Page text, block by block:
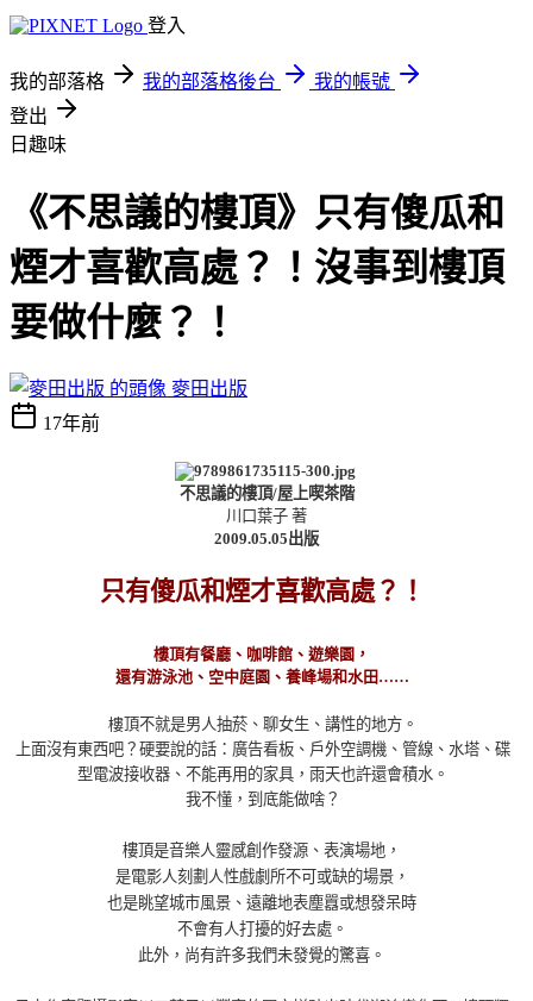
登入
我的部落格 我的部落格後台
我的帳號
登出
日趣味
《不思議的樓頂》只有傻瓜和
煙才喜歡高處？！沒事到樓頂
要做什麼？！
麥田出版
17年前
不思議的樓頂/屋上喫茶階
川口葉子 著
2009.05.05出版
只有傻瓜和煙才喜歡高處？！
樓頂有餐廳、咖啡館、遊樂園，
還有游泳池、空中庭園、養峰場和水田……
樓頂不就是男人抽菸、聊女生、講性的地方。
上面沒有東西吧？硬要說的話：廣告看板、戶外空調機、管線、水塔、碟
型電波接收器、不能再用的家具，雨天也許還會積水。
我不懂，到底能做啥？
樓頂是音樂人靈感創作發源、表演場地，
是電影人刻劃人性戲劇所不可或缺的場景，
也是眺望城市風景、遠離地表塵囂或想發呆時
不會有人打擾的好去處。
此外，尚有許多我們未發覺的驚喜。